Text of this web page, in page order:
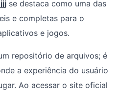
se destaca como uma das
e completas para o
e jogos.
repositório de arquivos; é
a experiência do usuário
Ao acessar o site oficial